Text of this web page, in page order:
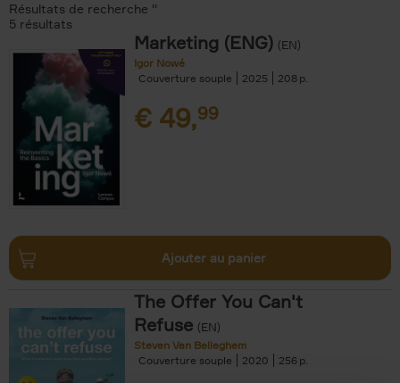
Résultats de recherche ''
5 résultats
Marketing (ENG) (EN)
Igor Nowé
Couverture souple
2025 208
€ 49,99
Ajouter au panier
The Offer You Can't
Refuse (EN)
Steven Van Belleghem
Couverture souple
2020 256